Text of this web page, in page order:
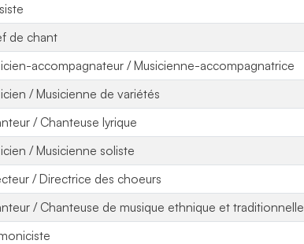
de chant
accompagnateur / Musicienne-accompagnatrice
/ Musicienne de variétés
/ Chanteuse lyrique
/ Musicienne soliste
/ Directrice des choeurs
/ Chanteuse de musique ethnique et traditionnelle